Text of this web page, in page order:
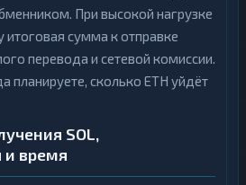
При высокой нагрузке
сумма к отправке
перевода и сетевой комиссии.
планируете, сколько ETH уйдёт
SOL,
время